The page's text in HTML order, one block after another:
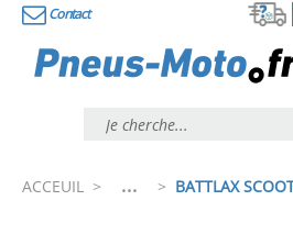
Contact
ACCEUIL > ... > BATTLAX